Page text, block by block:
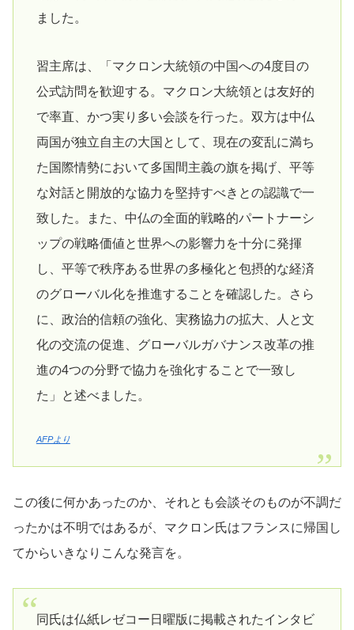
ました。
習主席は、「マクロン大統領の中国への4度目の
公式訪問を歓迎する。マクロン大統領とは友好的
で率直、かつ実り多い会談を行った。双方は中仏
両国が独立自主の大国として、現在の変乱に満ち
た国際情勢において多国間主義の旗を掲げ、平等
な対話と開放的な協力を堅持すべきとの認識で一
致した。また、中仏の全面的戦略的パートナーシ
ップの戦略価値と世界への影響力を十分に発揮
し、平等で秩序ある世界の多極化と包摂的な経済
のグローバル化を推進することを確認した。さら
に、政治的信頼の強化、実務協力の拡大、人と文
化の交流の促進、グローバルガバナンス改革の推
進の4つの分野で協力を強化することで一致し
た」と述べました。
AFPより
この後に何かあったのか、それとも会談そのものが不調だ
ったかは不明ではあるが、マクロン氏はフランスに帰国し
てからいきなりこんな発言を。
同氏は仏紙レゼコー日曜版に掲載されたインタビ